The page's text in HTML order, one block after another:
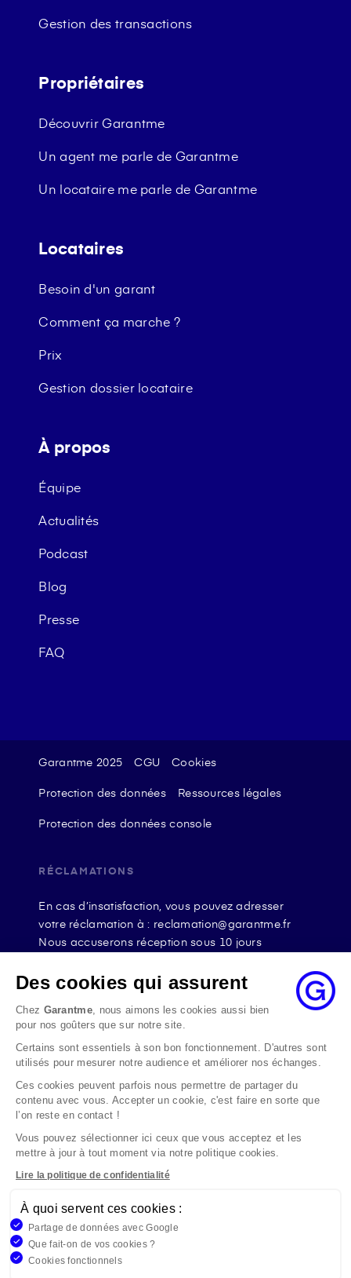
Gestion des transactions
Propriétaires
Découvrir Garantme
Un agent me parle de Garantme
Un locataire me parle de Garantme
Locataires
Besoin d'un garant
Comment ça marche ?
Prix
Gestion dossier locataire
À propos
Équipe
Actualités
Podcast
Blog
Presse
FAQ
Garantme 2025 CGU Cookies
Protection des données Ressources légales
Protection des données console
RÉCLAMATIONS
En cas d’insatisfaction, vous pouvez adresser
votre réclamation à : reclamation@garantme.fr
Nous accuserons réception sous 10 jours
état de cause, nous répondrons à la réclamation
au maximum dans les 2 mois.
Si le désaccord persiste, vous pouvez solliciter
l’avis du Médiateur de l’Assurance par internet à
l’adresse La médiation de l’assurance - Accueil
Par courrier à l’adresse : La Médiation de
l’Assurance TSA 50110 75441 PARIS CEDEX 09 ou
par email à l’adresse www.mediation-
assurance.org
La saisine du Médiateur de l’Assurance est gratuite
mais ne peut intervenir qu’après nous avoir
adressé une réclamation écrite.
Garantme, société par actions simplifiée au capital de 19
Code des Assurances et immatriculée à l’ORIAS
Des cookies qui assurent
Chez Garantme, nous aimons les cookies aussi bien
pour nos goûters que sur notre site.
Certains sont essentiels à son bon fonctionnement. D'autres sont
utilisés pour mesurer notre audience et améliorer nos échanges.
Ces cookies peuvent parfois nous permettre de partager du
contenu avec vous. Accepter un cookie, c'est faire en sorte que
l’on reste en contact !
Vous pouvez sélectionner ici ceux que vous acceptez et les
mettre à jour à tout moment via notre politique cookies.
Lire la politique de confidentialité
À quoi servent ces cookies :
Partage de données avec Google
Que fait-on de vos cookies ?
Cookies fonctionnels